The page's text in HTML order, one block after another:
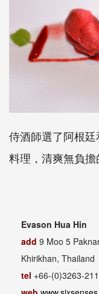
侍酒師選了阿根
料理，清爽無負擔
Evason Hua Hin
add 9 Moo 5
Khirikhan, Thailand
tel +66-(0)3263-